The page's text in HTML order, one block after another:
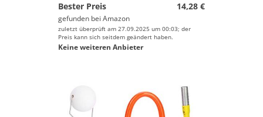
Bester Preis
14,28 €
gefunden bei Amazon
zuletzt überprüft am 27.09.2025 um 00:03; der
Preis kann sich seitdem geändert haben.
Keine weiteren Anbieter